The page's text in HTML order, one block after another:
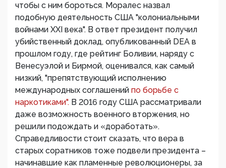
чтобы с ним бороться. Моралес назвал
подобную деятельность США "колониальными
войнами XXI века". В ответ президент получил
убийственный доклад, опубликованный DEA в
прошлом году, где рейтинг Боливии, наряду с
Венесуэлой и Бирмой, оценивался, как самый
низкий, "препятствующий исполнению
международных соглашений по борьбе с
наркотиками". В 2016 году США рассматривали
даже возможность военного вторжения, но
решили подождать и «доработать».
Справедливости стоит сказать, что вера в
старых соратников тоже подвели президента –
начинавшие как пламенные революционеры, за